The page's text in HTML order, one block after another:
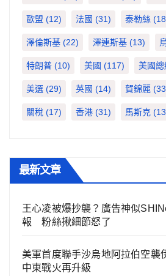
歐盟 (12) 法國 (31) 泰勒絲
澤倫斯基 (22) 澤連斯基 (13)
特朗普 (10) 美國 (117) 美國
美選 (29) 英國 (14) 賀錦麗
關稅 (17) 香港 (31) 馬斯克
最新文章
王心凌被爆抄襲？廣告神似
報 粉絲揪細節怒了
美軍首度聯手沙烏地阿拉伯空襲
中東戰火再升級